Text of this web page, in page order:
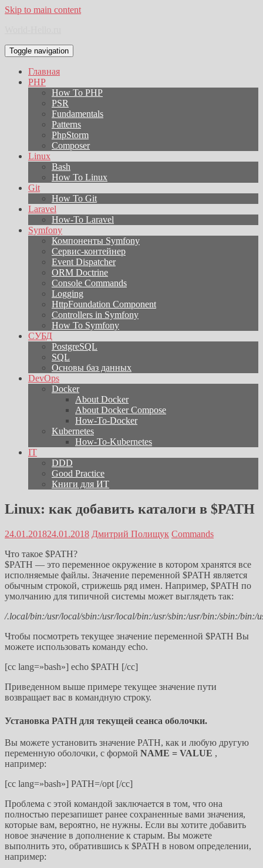
Skip to main content
Toggle navigation
Главная
PHP
How To PHP
PSR
Fundamentals
Patterns
PhpStorm
Composer
Linux
Bash
How To Linux
Git
How To Git
Laravel
How-To Laravel
Symfony
Компоненты Symfony
Сервис-контейнер
Event Dispatcher
ORM Doctrine
Console Commands
Logging
HttpFoundation Component
Controllers in Symfony
How To Symfony
СУБД
PostgreSQL
SQL
Основы баз данных
DevOps
Docker
About Docker
About Docker Compose
How-To-Docker
Kubernetes
How-To-Kubernetes
IT
DDD
Good Practice
Книги для ИТ
Linux: как добавить каталоги в $PATH
24.01.201824.01.2018 Дмитрий Полищук Commands
Что такое $PATH?
$PATH — это переменное окружение в котором хранятся все
исполняемые файлы. Значение переменной $PATH является
обычным строкой, стрижешь ряд имен. Например, $PATH по
умолчанию для типичной системы может выглядеть так:
/.local/bin:/usr/local/sbin:/usr/local/bin:/usr/sbin:/usr/bin:/sbin:/bin:/
Чтобы посмотреть текущее значение переменной $PATH Вы
можете использовать команду echo.
[cc lang=»bash»] echo $PATH [/cc]
Приведенном выше примере текущее значение пути
возвращает вас в командную строку.
Установка PATH для текущей сеанса оболочки.
Вы можете установить значение PATH, как и любую другую
переменную оболочки, с формой NAME = VALUE ,
например:
[cc lang=»bash»] PATH=/opt [/cc]
Проблема с этой командой заключается в том, что она
полностью перезапишет ранее сохраненные вами значения,
которые вам, вероятно, не нужны. Если вы хотите добавить
новое значение в дополнение к старым. Вы можете
выполнить это, обратившись к $PATH в новом определении,
например: